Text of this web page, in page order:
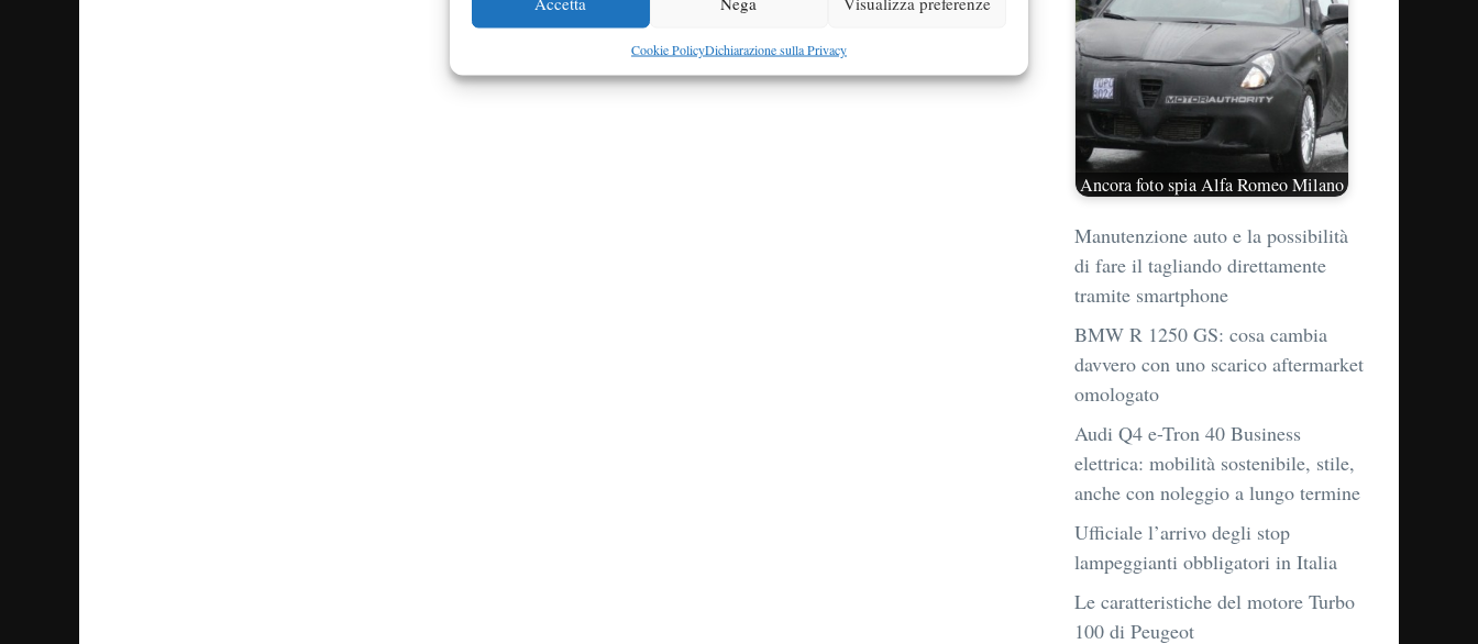
Cookie PolicyDichiarazione sulla Privacy
Ancora foto spia Alfa Romeo Milano
Manutenzione auto e la possibilità
di fare il tagliando direttamente
tramite smartphone
BMW R 1250 GS: cosa cambia
davvero con uno scarico aftermarket
omologato
Audi Q4 e-Tron 40 Business
elettrica: mobilità sostenibile, stile,
anche con noleggio a lungo termine
Ufficiale l’arrivo degli stop
lampeggianti obbligatori in Italia
Le caratteristiche del motore Turbo
100 di Peugeot